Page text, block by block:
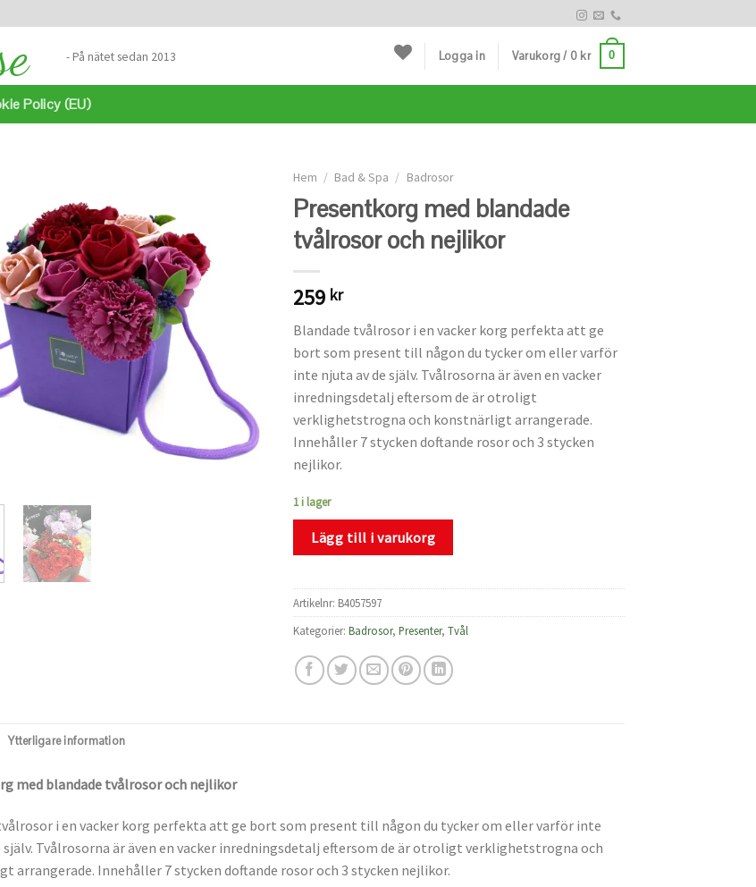
- På nätet sedan 2013 Logga in Varukorg / 0 kr 0
Policy (EU)
önskelistan
Hem / Bad & Spa / Badrosor
Presentkorg med blandade
tvålrosor och nejlikor
259 kr
Blandade tvålrosor i en vacker korg perfekta att ge
bort som present till någon du tycker om eller varför
inte njuta av de själv. Tvålrosorna är även en vacker
inredningsdetalj eftersom de är otroligt
verklighetstrogna och konstnärligt arrangerade.
Innehåller 7 stycken doftande rosor och 3 stycken
nejlikor.
1 i lager
Lägg till i varukorg
Artikelnr: B4057597
Kategorier:Badrosor,Presenter,Tvål
Ytterligare information
med blandade tvålrosor och nejlikor
i en vacker korg perfekta att ge bort som present till någon du tycker om eller varför inte
själv. Tvålrosorna är även en vacker inredningsdetalj eftersom de är otroligt verklighetstrogna och
arrangerade. Innehåller 7 stycken doftande rosor och 3 stycken nejlikor.